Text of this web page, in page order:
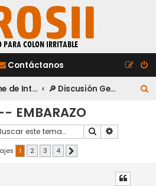
Contáctanos
Síndrome de Intestino Irritable 🔎 Discusión General y Control de Síntomas
EMBARAZO
Buscar
1 2 3 4